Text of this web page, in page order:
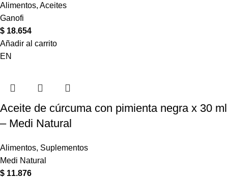
Alimentos, Aceites
Ganofi
$ 18.654
Añadir al carrito
EN
Aceite de cúrcuma con pimienta negra x 30 ml
– Medi Natural
Alimentos, Suplementos
Medi Natural
$ 11.876